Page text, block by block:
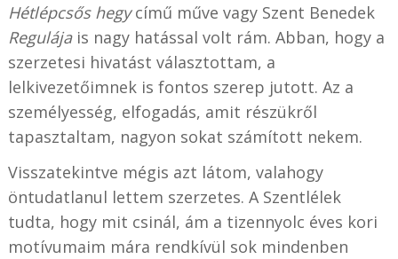
Hétlépcsős hegycímű műve vagy Szent Benedek
Regulája is nagy hatással volt rám. Abban, hogy a
szerzetesi hivatást választottam, a
lelkivezetőimnek is fontos szerep jutott. Az a
személyesség, elfogadás, amit részükről
tapasztaltam, nagyon sokat számított nekem.
Visszatekintve mégis azt látom, valahogy
öntudatlanul lettem szerzetes. A Szentlélek
tudta, hogy mit csinál, ám a tizennyolc éves kori
motívumaim mára rendkívül sok mindenben